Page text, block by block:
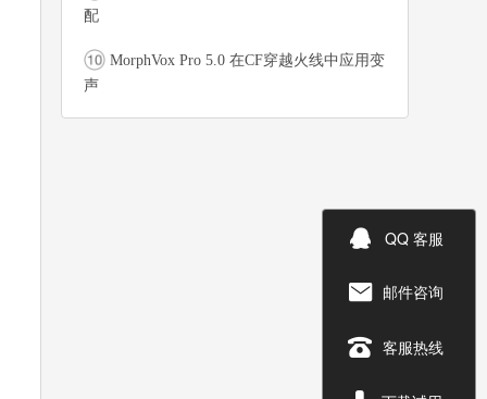
配
MorphVox Pro 5.0 在CF穿越火线中应用变
声
 QQ 客服
 邮件咨询
 客服热线